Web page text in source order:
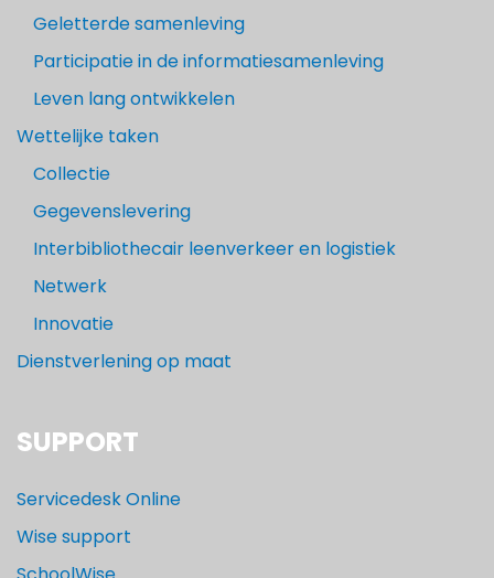
Geletterde samenleving
Participatie in de informatiesamenleving
Leven lang ontwikkelen
Wettelijke taken
Collectie
Gegevenslevering
Interbibliothecair leenverkeer en logistiek
Netwerk
Innovatie
Dienstverlening op maat
SUPPORT
Servicedesk Online
Wise support